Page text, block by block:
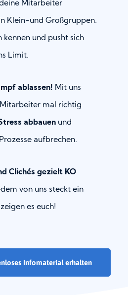
Mitarbeiter
Klein-und Großgruppen.
kennen und pusht sich
Limit.
ablassen! Mit uns
mal richtig
abbauen und
aufbrechen.
Clichés gezielt KO
von uns steckt ein
es euch!
Infomaterial erhalten